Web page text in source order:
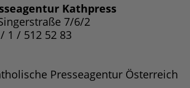
Kathpress
7/6/2
1 / 512 52 83
Presseagentur Österreich